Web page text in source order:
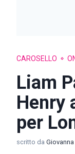
CAROSELLO
Liam
Henry
per
scritto da